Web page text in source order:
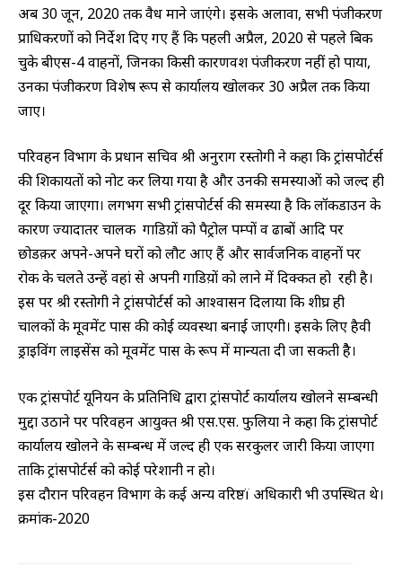
अब 30 जून, 2020 तक वैध माने जाएंगे। इसके अलावा, सभी पंजीकरण
प्राधिकरणों को निर्देश दिए गए हैं कि पहली अप्रैल, 2020 से पहले बिक
चुके बीएस-4 वाहनों, जिनका किसी कारणवश पंजीकरण नहीं हो पाया,
उनका पंजीकरण विशेष रूप से कार्यालय खोलकर 30 अप्रैल तक किया
जाए।
परिवहन विभाग के प्रधान सचिव श्री अनुराग रस्तोगी ने कहा कि ट्रांसपोर्टर्स
की शिकायतों को नोट कर लिया गया है और उनकी समस्याओं को जल्द ही
दूर किया जाएगा। लगभग सभी ट्रांसपोर्टर्स की समस्या है कि लॉकडाउन के
कारण ज्यादातर चालक गाडिय़ों को पैट्रोल पम्पों व ढाबों आदि पर
छोडक़र अपने-अपने घरों को लौट आए हैं और सार्वजनिक वाहनों पर
रोक के चलते उन्हें वहां से अपनी गाडिय़ों को लाने में दिक्कत हो रही है।
इस पर श्री रस्तोगी ने ट्रांसपोर्टर्स को आश्वासन दिलाया कि शीघ्र ही
चालकों के मूवमेंट पास की कोई व्यवस्था बनाई जाएगी। इसके लिए हैवी
ड्राइविंग लाइसेंस को मूवमेंट पास के रूप में मान्यता दी जा सकती हैै।
एक ट्रांसपोर्ट यूनियन के प्रतिनिधि द्वारा ट्रांसपोर्ट कार्यालय खोलने सम्बन्धी
मुद्दा उठाने पर परिवहन आयुक्त श्री एस.एस. फुलिया ने कहा कि ट्रांसपोर्ट
कार्यालय खोलने के सम्बन्ध में जल्द ही एक सरकुलर जारी किया जाएगा
ताकि ट्रांसपोर्टर्स को कोई परेशानी न हो।
इस दौरान परिवहन विभाग के कई अन्य वरिष्ठï अधिकारी भी उपस्थित थे।
क्रमांक-2020